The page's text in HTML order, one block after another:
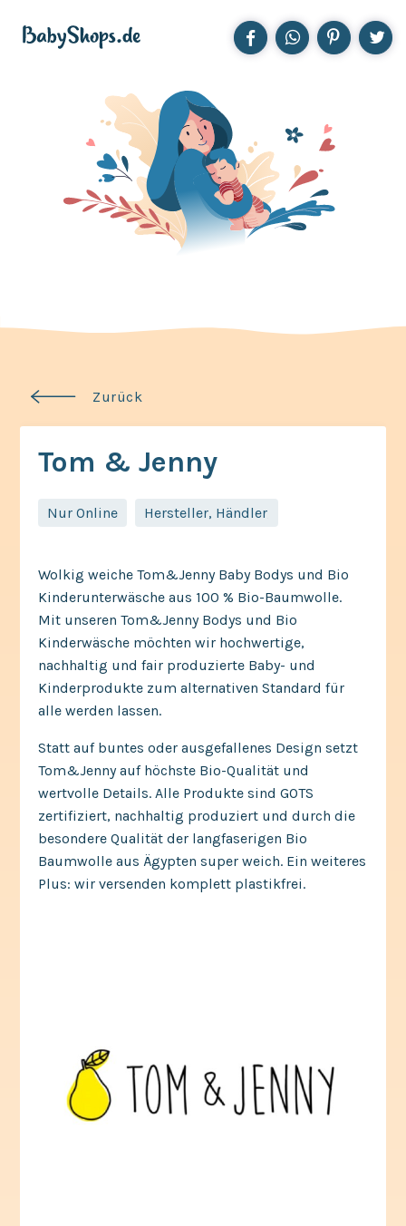
Zurück
Tom & Jenny
Nur Online Hersteller, Händler,
Wolkig weiche Tom&Jenny Baby Bodys und Bio
Kinderunterwäsche aus 100 % Bio-Baumwolle.
Mit unseren Tom&Jenny Bodys und Bio
Kinderwäsche möchten wir hochwertige,
nachhaltig und fair produzierte Baby- und
Kinderprodukte zum alternativen Standard für
alle werden lassen.
Statt auf buntes oder ausgefallenes Design setzt
Tom&Jenny auf höchste Bio-Qualität und
wertvolle Details. Alle Produkte sind GOTS
zertifiziert, nachhaltig produziert und durch die
besondere Qualität der langfaserigen Bio
Baumwolle aus Ägypten super weich. Ein weiteres
Plus: wir versenden komplett plastikfrei.